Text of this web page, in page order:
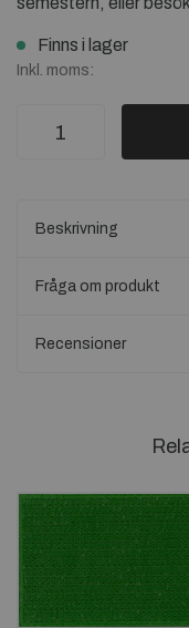
Finns i lager
Inkl. moms:
Beskrivning
Fråga om produkt
Recensioner